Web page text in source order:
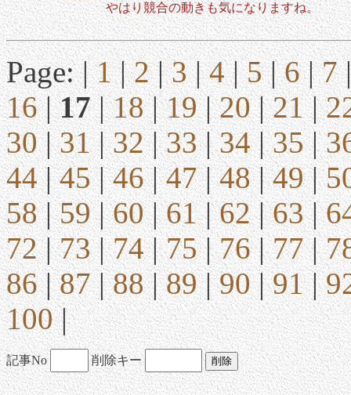
やはり競合の動きも気になりますね。
Page: |1|2|3|4|5|6|7
16|17|18|19|20|21|
30|31|32|33|34|35|
44|45|46|47|48|49|
58|59|60|61|62|63|
72|73|74|75|76|77|
86|87|88|89|90|91|
100|
記事No 削除キー